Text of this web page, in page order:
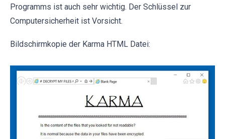
Programms ist auch sehr wichtig. Der Schlüssel zur
Computersicherheit ist Vorsicht.
Bildschirmkopie der Karma HTML Datei: